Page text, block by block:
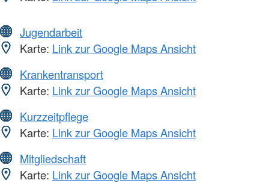
Jugendarbeit
Karte: Link zur Google Maps Ansicht
Krankentransport
Karte: Link zur Google Maps Ansicht
Kurzzeitpflege
Karte: Link zur Google Maps Ansicht
Mitgliedschaft
Karte: Link zur Google Maps Ansicht